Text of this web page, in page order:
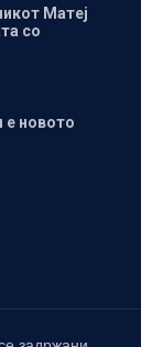
Матеј
со
новото